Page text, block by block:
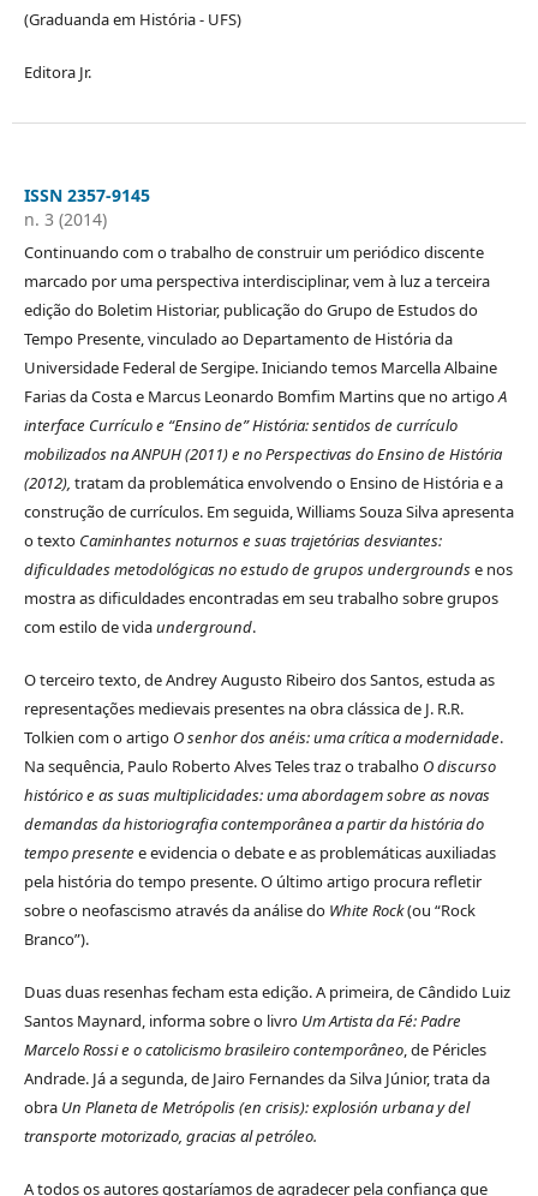
(Graduanda em História - UFS)
Editora Jr.
ISSN 2357-9145
n. 3 (2014)
Continuando com o trabalho de construir um periódico discente
marcado por uma perspectiva interdisciplinar, vem à luz a terceira
edição do Boletim Historiar, publicação do Grupo de Estudos do
Tempo Presente, vinculado ao Departamento de História da
Universidade Federal de Sergipe. Iniciando temos Marcella Albaine
Farias da Costa e Marcus Leonardo Bomfim Martins que no artigoA
interface Currículo e “Ensino de” História: sentidos de currículo
mobilizados na ANPUH (2011) e no Perspectivas do Ensino de História
(2012), tratam da problemática envolvendo o Ensino de História e a
construção de currículos. Em seguida, Williams Souza Silva apresenta
o texto Caminhantes noturnos e suas trajetórias desviantes:
dificuldades metodológicas no estudo de grupos undergroundse nos
mostra as dificuldades encontradas em seu trabalho sobre grupos
com estilo de vidaunderground.
O terceiro texto, de Andrey Augusto Ribeiro dos Santos, estuda as
representações medievais presentes na obra clássica de J. R.R.
Tolkien com o artigo O senhor dos anéis: uma crítica a modernidade.
Na sequência, Paulo Roberto Alves Teles traz o trabalho O discurso
histórico e as suas multiplicidades: uma abordagem sobre as novas
demandas da historiografia contemporânea a partir da história do
tempo presente eevidencia o debate e as problemáticas auxiliadas
pela história do tempo presente. O último artigo procura refletir
sobre o neofascismo através da análise do White Rock(ou “Rock
Branco”).
Duas duas resenhas fecham esta edição. A primeira, de Cândido Luiz
Santos Maynard, informa sobre o livro Um Artista da Fé: Padre
Marcelo Rossi e o catolicismo brasileiro contemporâneo, de Péricles
Andrade. Já a segunda, de Jairo Fernandes da Silva Júnior, trata da
obra Un Planeta de Metrópolis (en crisis): explosión urbana y del
transporte motorizado, gracias al petróleo.
A todos os autores gostaríamos de agradecer pela confiança que